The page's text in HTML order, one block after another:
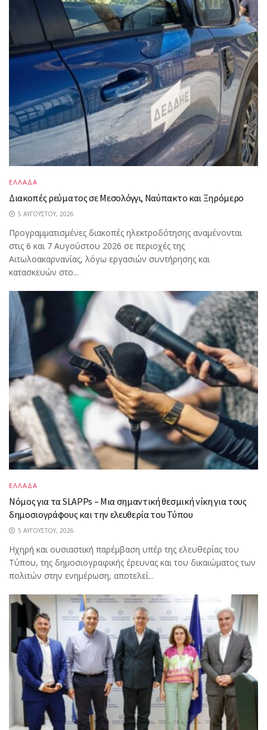
ΕΛΛΑΔΑ
Διακοπές ρεύματος σε Μεσολόγγι, Ναύπακτο και Ξηρόμερο
5 ΑΥΓΟΎΣΤΟΥ, 2026
Προγραμματισμένες διακοπές ηλεκτροδότησης αναμένονται
στις 6 και 7 Αυγούστου 2026 σε περιοχές της
Αιτωλοακαρνανίας, λόγω εργασιών συντήρησης και
κατασκευών στο...
ΕΛΛΑΔΑ
Νόμος για τα SLAPPs – Μια σημαντική θεσμική νίκη για τους
δημοσιογράφους και την ελευθερία του Τύπου
5 ΑΥΓΟΎΣΤΟΥ, 2026
Ηχηρή και ουσιαστική παρέμβαση υπέρ της ελευθερίας του
Τύπου, της δημοσιογραφικής έρευνας και του δικαιώματος των
πολιτών στην ενημέρωση, αποτελεί...